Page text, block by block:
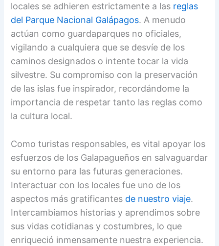
locales se adhieren estrictamente a las reglas
del Parque Nacional Galápagos. A menudo
actúan como guardaparques no oficiales,
vigilando a cualquiera que se desvíe de los
caminos designados o intente tocar la vida
silvestre. Su compromiso con la preservación
de las islas fue inspirador, recordándome la
importancia de respetar tanto las reglas como
la cultura local.
Como turistas responsables, es vital apoyar los
esfuerzos de los Galapagueños en salvaguardar
su entorno para las futuras generaciones.
Interactuar con los locales fue uno de los
aspectos más gratificantes de nuestro viaje.
Intercambiamos historias y aprendimos sobre
sus vidas cotidianas y costumbres, lo que
enriqueció inmensamente nuestra experiencia.